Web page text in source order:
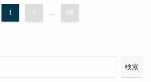
1 2 ... 28
検索